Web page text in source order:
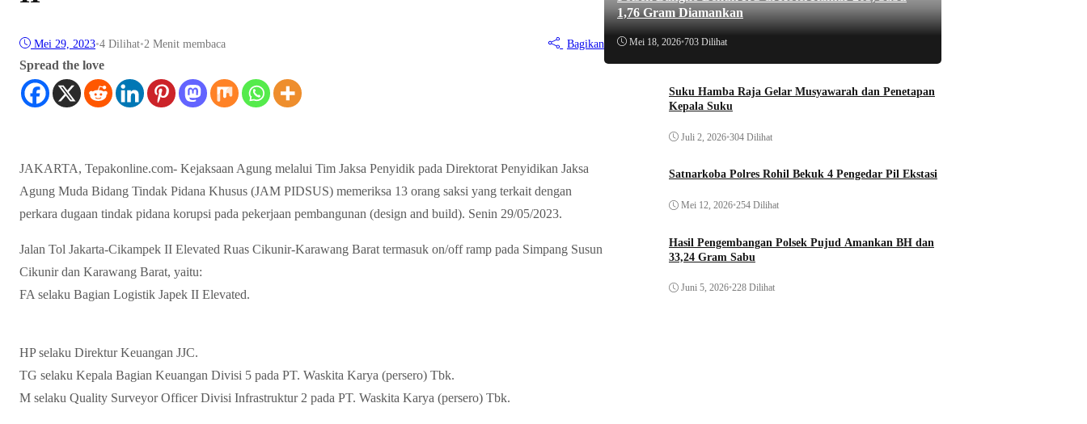
Mei 29, 2023•4 Dilihat•2 Menit membaca Bagikan
Spread the love
JAKARTA, Tepakonline.com- Kejaksaan Agung melalui Tim Jaksa Penyidik pada Direktorat Penyidikan Jaksa
Agung Muda Bidang Tindak Pidana Khusus (JAM PIDSUS) memeriksa 13 orang saksi yang terkait dengan
perkara dugaan tindak pidana korupsi pada pekerjaan pembangunan (design and build). Senin 29/05/2023.
Jalan Tol Jakarta-Cikampek II Elevated Ruas Cikunir-Karawang Barat termasuk on/off ramp pada Simpang Susun
Cikunir dan Karawang Barat, yaitu:
FA selaku Bagian Logistik Japek II Elevated.
HP selaku Direktur Keuangan JJC.
TG selaku Kepala Bagian Keuangan Divisi 5 pada PT. Waskita Karya (persero) Tbk.
M selaku Quality Surveyor Officer Divisi Infrastruktur 2 pada PT. Waskita Karya (persero) Tbk.
1,76 Gram Diamankan
Mei 18, 2026•703 Dilihat
Suku Hamba Raja Gelar Musyawarah dan Penetapan
Kepala Suku
Juli 2, 2026•304 Dilihat
Satnarkoba Polres Rohil Bekuk 4 Pengedar Pil Ekstasi
Mei 12, 2026•254 Dilihat
Hasil Pengembangan Polsek Pujud Amankan BH dan
33,24 Gram Sabu
Juni 5, 2026•228 Dilihat